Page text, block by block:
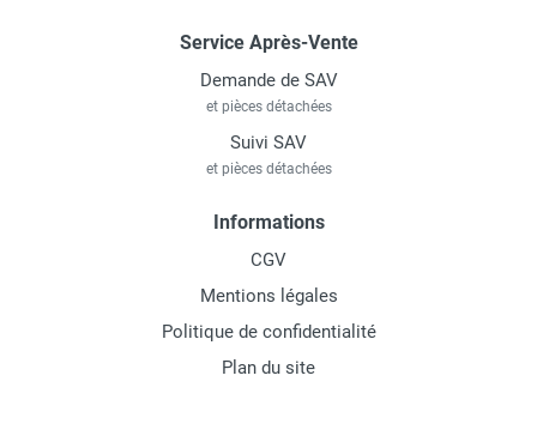
Service Après-Vente
Demande de SAV
et pièces détachées
Suivi SAV
et pièces détachées
Informations
CGV
Mentions légales
Politique de confidentialité
Plan du site